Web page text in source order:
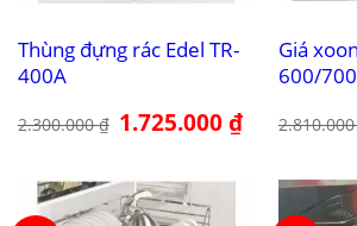
Thùng đựng rác Edel TR-
400A
2.300.000₫ Giá
gốc
1.725.000₫Giá
hiện
1.725.000 ₫.
Giá
600/